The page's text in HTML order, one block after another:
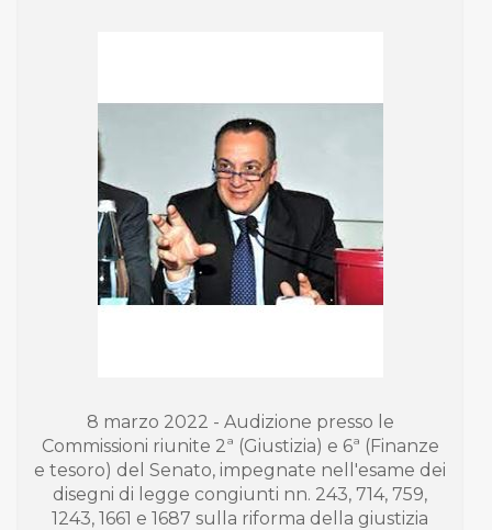
8 marzo 2022 - Audizione presso le
Commissioni riunite 2ª (Giustizia) e 6ª (Finanze
e tesoro) del Senato, impegnate nell'esame dei
disegni di legge congiunti nn. 243, 714, 759,
1243, 1661 e 1687 sulla riforma della giustizia